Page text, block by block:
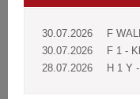
30.07.2026
F
30.07.2026
F 1 -
28.07.2026
H 1 Y